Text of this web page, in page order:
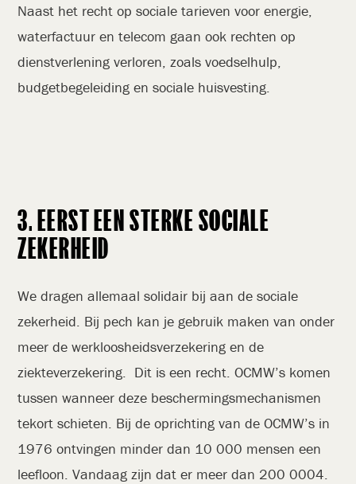
Naast het recht op sociale tarieven voor energie,
waterfactuur en telecom gaan ook rechten op
dienstverlening verloren, zoals voedselhulp,
budgetbegeleiding en sociale huisvesting.
3. EERST EEN STERKE SOCIALE
ZEKERHEID
We dragen allemaal solidair bij aan de sociale
zekerheid. Bij pech kan je gebruik maken van onder
meer de werkloosheidsverzekering en de
ziekteverzekering. Dit is een recht. OCMW’s komen
tussen wanneer deze beschermingsmechanismen
tekort schieten. Bij de oprichting van de OCMW’s in
1976 ontvingen minder dan 10 000 mensen een
leefloon. Vandaag zijn dat er meer dan 200 0004.